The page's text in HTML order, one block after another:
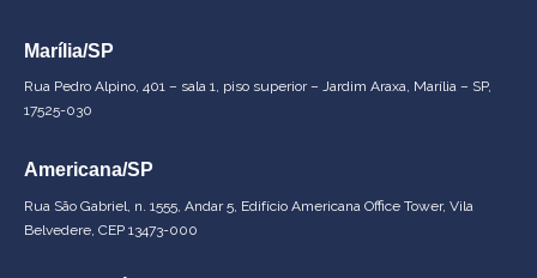
Marília/SP
Rua Pedro Alpino, 401 – sala 1, piso superior – Jardim Araxa, Marília – SP,
17525-030
Americana/SP
Rua São Gabriel, n. 1555, Andar 5, Edifício Americana Office Tower, Vila
Belvedere, CEP 13473-000